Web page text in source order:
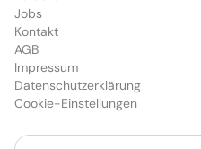
Jobs
Kontakt
AGB
Impressum
Datenschutzerklärung
Cookie-Einstellungen